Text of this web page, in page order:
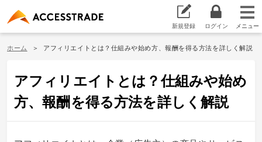
新規登録 ログイン
ホーム アフィリエイトとは？仕組みや始め方、報酬を得る方法を詳しく解説
アフィリエイトとは？仕組みや始め
方、報酬を得る方法を詳しく解説